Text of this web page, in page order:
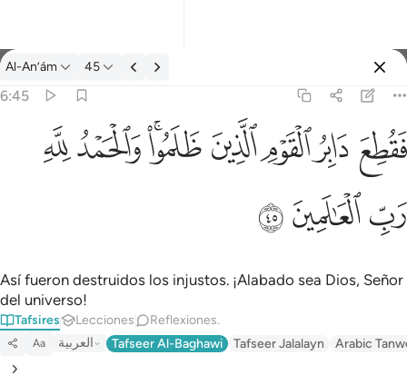
Tafsir: Al-An’ám 6:45
Al-An’ám 45
6:45
فقطع دابر القوم الذين ظلموا والحمد لله رب العالمين ٤٥
ٱلْقَوْمِ ٱلَّذِينَ ظَلَمُوا۟ ۚ وَٱلْحَمْدُ لِلَّهِ رَبِّ ٱلْعَـٰلَمِينَ ٤٥ﱁ ﱂﱃﱄﱅﱆﱇﱈ
ﱉﱊﱋ
Así fueron destruidos los injustos. ¡Alabado sea Dios, Señor
del universo!
Tafsires Lecciones Reflexiones.
Aa العربية Tafseer Al-Baghawi Tafseer Jalalayn Arabic